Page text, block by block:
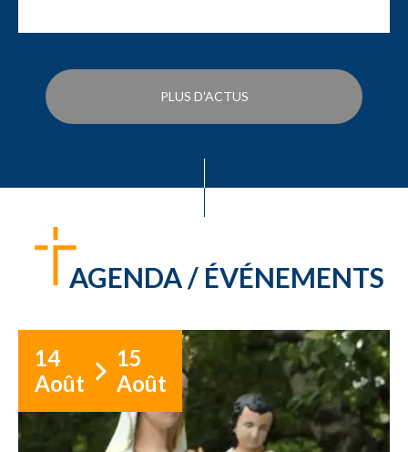
PLUS D'ACTUS
AGENDA / ÉVÉNEMENTS
14
Août
15
Août